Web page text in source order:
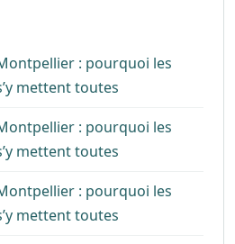
: pourquoi les
mettent toutes
: pourquoi les
mettent toutes
: pourquoi les
mettent toutes